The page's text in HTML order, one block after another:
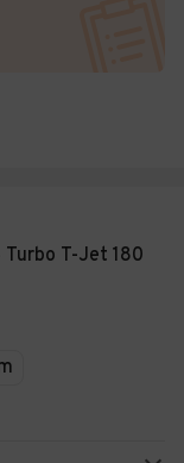
Turbo T-Jet 180